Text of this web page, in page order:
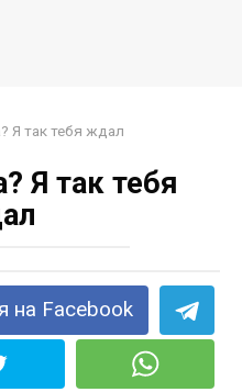
Я так тебя ждал
Я так тебя
на Facebook